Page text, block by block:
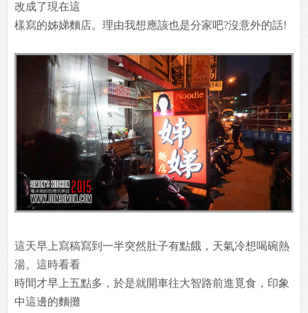
改成了現在這
樣寫的姊娣麵店。理由我想應該也是分家吧?沒意外的話!
這天早上寫稿寫到一半突然肚子有點餓，天氣冷想喝碗熱
湯。這時看看
時間才早上五點多，於是就開車往大智路前進覓食，印象
中這邊的麵攤